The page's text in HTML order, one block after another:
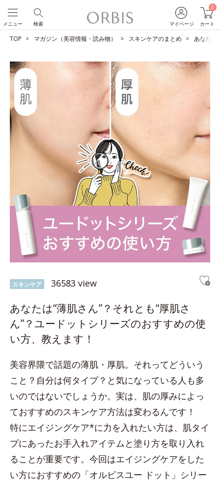
マイページ
0
カート
検索
メニュー
TOP マガジン（美容情報・読み物） スキンケアのまとめ あなたは
スキンケア 36583 view
あなたは“薄肌さん”？それとも“厚肌さ
ん”？ユードットシリーズのおすすめの使
い方、教えます！
美容界隈で話題の薄肌・厚肌。それってどういう
こと？自分は何タイプ？と気になっている人も多
いのではないでしょうか。実は、肌の厚みによっ
ておすすめのスキンケア方法は変わるんです！
特にエイジングケア*に力を入れたい方は、肌タイ
プにあったお手入れアイテムと塗り方を取り入れ
ることが重要です。今回はエイジングケアをした
い方におすすめの「オルビスユー ドット」シリー